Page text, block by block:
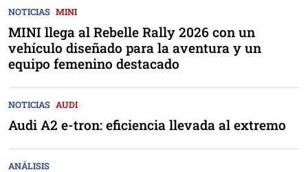
NOTICIAS MINI
MINI llega al Rebelle Rally 2026 con un
vehículo diseñado para la aventura y un
equipo femenino destacado
NOTICIAS AUDI
Audi A2 e-tron: eficiencia llevada al extremo
ANÁLISIS